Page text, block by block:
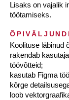
Lisaks on vajalik
töötamiseks.
Koolituse läbinud
rakendab
töövõtteid;
kasutab Figma
kõrge
loob